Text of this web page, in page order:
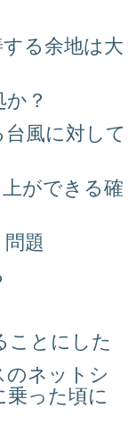
る余地は大
？
風に対して
ができる確
題
ことにした
のネットシ
乗った頃に